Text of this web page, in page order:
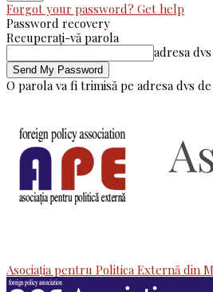
Forgot your password? Get help
Password recovery
Recuperați-vă parola
adresa
O parola va fi trimisă pe adresa dvs
Asociaţia pentru Politica Externă din